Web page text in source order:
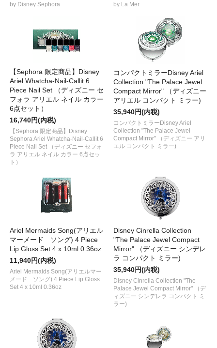
by Disney Sephora by La Mer
【Sephora 限定商品】Disney
Ariel Whatcha-Nail-Callit 6
Piece Nail Set （ディズニー セ
フォラ アリエル ネイル カラー
6点セット）
16,740円(内税)
【Sephora 限定商品】Disney
Sephora Ariel Whatcha-Nail-Callit 6
Piece Nail Set （ディズニー セフォ
ラ アリエル ネイル カラー 6点セッ
ト）
コンパクトミラーDisney Ariel
Collection "The Palace Jewel
Compact Mirror" （ディズニー
アリエル コンパクト ミラー)
35,940円(内税)
コンパクトミラーDisney Ariel
Collection "The Palace Jewel
Compact Mirror" （ディズニー アリ
エル コンパクト ミラー)
Ariel Mermaids Song(アリエル
マーメード ソング) 4 Piece
Lip Gloss Set 4 x 10ml 0.36oz
11,940円(内税)
Ariel Mermaids Song(アリエルマー
メード ソング) 4 Piece Lip Gloss
Set 4 x 10ml 0.36oz
Disney Cinrella Collection
"The Palace Jewel Compact
Mirror" （ディズニー シンデレ
ラ コンパクト ミラー)
35,940円(内税)
Disney Cinrella Collection "The
Palace Jewel Compact Mirror" （デ
ィズニー シンデレラ コンパクト ミ
ラー)